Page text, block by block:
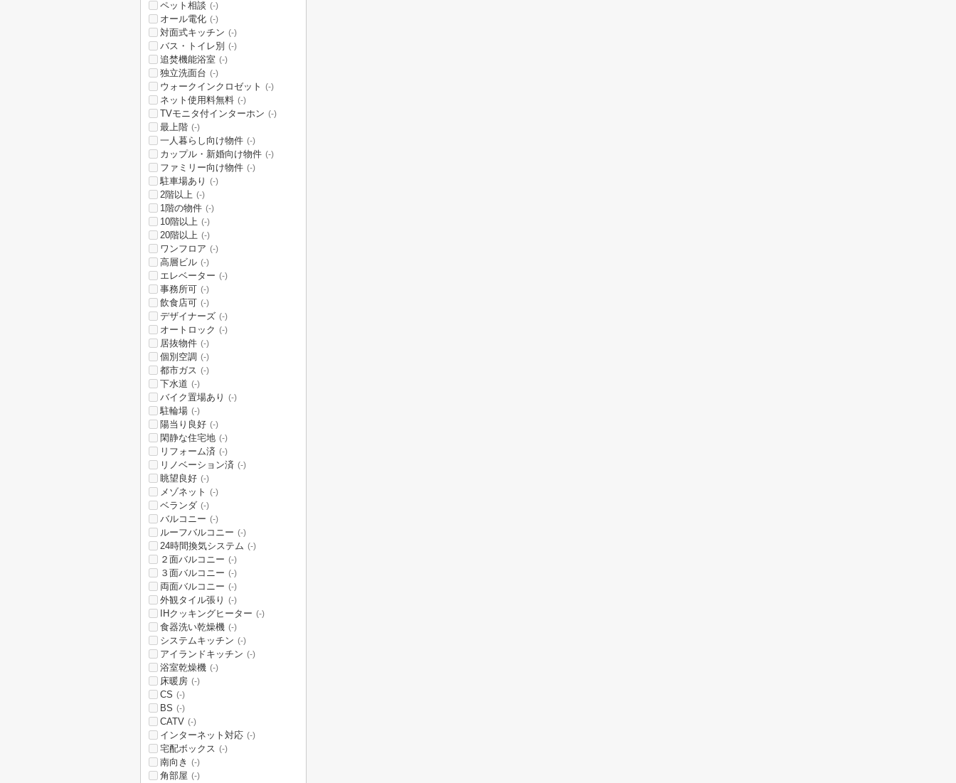
ペット相談 (-)
オール電化 (-)
対面式キッチン (-)
バス・トイレ別 (-)
追焚機能浴室 (-)
独立洗面台 (-)
ウォークインクロゼット (-)
ネット使用料無料 (-)
TVモニタ付インターホン (-)
最上階 (-)
一人暮らし向け物件 (-)
カップル・新婚向け物件 (-)
ファミリー向け物件 (-)
駐車場あり (-)
2階以上 (-)
1階の物件 (-)
10階以上 (-)
20階以上 (-)
ワンフロア (-)
高層ビル (-)
エレベーター (-)
事務所可 (-)
飲食店可 (-)
デザイナーズ (-)
オートロック (-)
居抜物件 (-)
個別空調 (-)
都市ガス (-)
下水道 (-)
バイク置場あり (-)
駐輪場 (-)
陽当り良好 (-)
閑静な住宅地 (-)
リフォーム済 (-)
リノベーション済 (-)
眺望良好 (-)
メゾネット (-)
ベランダ (-)
バルコニー (-)
ルーフバルコニー (-)
24時間換気システム (-)
２面バルコニー (-)
３面バルコニー (-)
両面バルコニー (-)
外観タイル張り (-)
IHクッキングヒーター (-)
食器洗い乾燥機 (-)
システムキッチン (-)
アイランドキッチン (-)
浴室乾燥機 (-)
床暖房 (-)
CS (-)
BS (-)
CATV (-)
インターネット対応 (-)
宅配ボックス (-)
南向き (-)
角部屋 (-)